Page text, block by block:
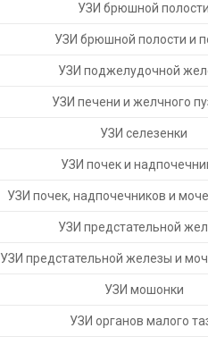
УЗИ брюшной полости
УЗИ брюшной полости и
УЗИ поджелудочной
УЗИ печени и желчного
УЗИ селезенки
УЗИ почек и
УЗИ почек, надпочечников и
УЗИ предстательной
УЗИ предстательной железы и
УЗИ мошонки
УЗИ органов малого